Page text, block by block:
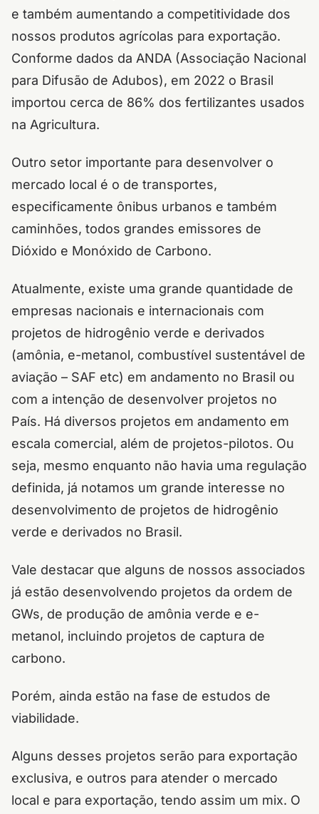
e também aumentando a competitividade dos
nossos produtos agrícolas para exportação.
Conforme dados da ANDA (Associação Nacional
para Difusão de Adubos), em 2022 o Brasil
importou cerca de 86% dos fertilizantes usados
na Agricultura.
Outro setor importante para desenvolver o
mercado local é o de transportes,
especificamente ônibus urbanos e também
caminhões, todos grandes emissores de
Dióxido e Monóxido de Carbono.
Atualmente, existe uma grande quantidade de
empresas nacionais e internacionais com
projetos de hidrogênio verde e derivados
(amônia, e-metanol, combustível sustentável de
aviação – SAF etc) em andamento no Brasil ou
com a intenção de desenvolver projetos no
País. Há diversos projetos em andamento em
escala comercial, além de projetos-pilotos. Ou
seja, mesmo enquanto não havia uma regulação
definida, já notamos um grande interesse no
desenvolvimento de projetos de hidrogênio
verde e derivados no Brasil.
Vale destacar que alguns de nossos associados
já estão desenvolvendo projetos da ordem de
GWs, de produção de amônia verde e e-
metanol, incluindo projetos de captura de
carbono.
Porém, ainda estão na fase de estudos de
viabilidade.
Alguns desses projetos serão para exportação
exclusiva, e outros para atender o mercado
local e para exportação, tendo assim um mix. O